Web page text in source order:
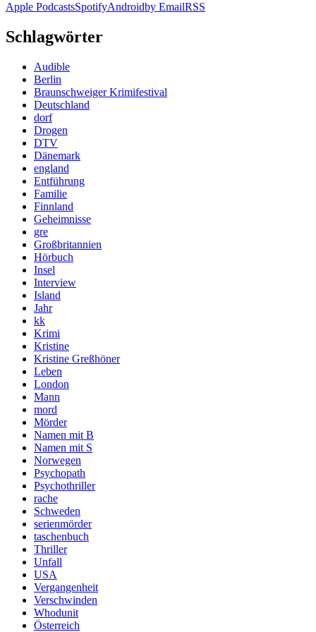
Apple PodcastsSpotifyAndroidby EmailRSS
Schlagwörter
Audible
Berlin
Braunschweiger Krimifestival
Deutschland
dorf
Drogen
DTV
Dänemark
england
Entführung
Familie
Finnland
Geheimnisse
gre
Großbritannien
Hörbuch
Insel
Interview
Island
Jahr
kk
Krimi
Kristine
Kristine Greßhöner
Leben
London
Mann
mord
Mörder
Namen mit B
Namen mit S
Norwegen
Psychopath
Psychothriller
rache
Schweden
serienmörder
taschenbuch
Thriller
Unfall
USA
Vergangenheit
Verschwinden
Whodunit
Österreich